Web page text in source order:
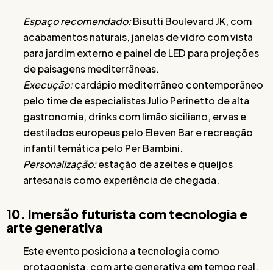
Espaço recomendado:Bisutti Boulevard JK, com
acabamentos naturais, janelas de vidro com vista
para jardim externo e painel de LED para projeções
de paisagens mediterrâneas.
Execução:cardápio mediterrâneo contemporâneo
pelo time de especialistas Julio Perinetto de alta
gastronomia, drinks com limão siciliano, ervas e
destilados europeus pelo Eleven Bar e recreação
infantil temática pelo Per Bambini.
Personalização:estação de azeites e queijos
artesanais como experiência de chegada.
10. Imersão futurista com tecnologia e
arte generativa
Este evento posiciona a tecnologia como
protagonista, com arte generativa em tempo real,